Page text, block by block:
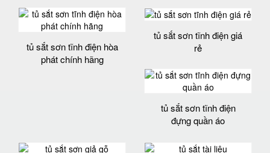
tủ sắt sơn tĩnh điện hòa
phát chính hãng
tủ sắt sơn tĩnh điện giá
rẻ
tủ sắt sơn tĩnh điện
đựng quần áo